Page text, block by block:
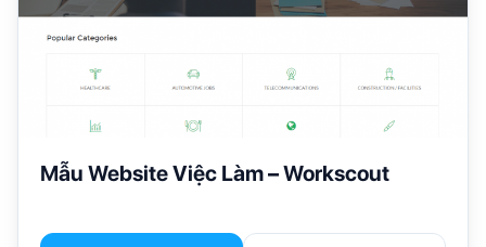
Mẫu Website Việc Làm – Workscout